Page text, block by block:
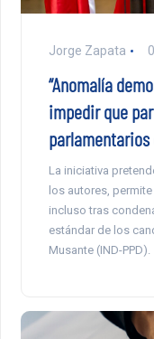
Jorge Zapata
“Anomalía
impedir que
La iniciativa
los autores,
incluso tras
estándar de los
Musante (IND-PPD).